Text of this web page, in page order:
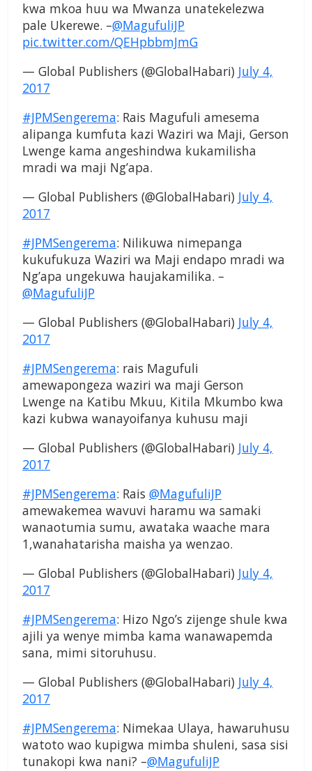
kwa mkoa huu wa Mwanza unatekelezwa
pale Ukerewe. –@MagufuliJP
pic.twitter.com/QEHpbbmJmG
— Global Publishers (@GlobalHabari) July 4,
2017
#JPMSengerema: Rais Magufuli amesema
alipanga kumfuta kazi Waziri wa Maji, Gerson
Lwenge kama angeshindwa kukamilisha
mradi wa maji Ng’apa.
— Global Publishers (@GlobalHabari) July 4,
2017
#JPMSengerema: Nilikuwa nimepanga
kukufukuza Waziri wa Maji endapo mradi wa
Ng’apa ungekuwa haujakamilika. –
@MagufuliJP
— Global Publishers (@GlobalHabari) July 4,
2017
#JPMSengerema: rais Magufuli
amewapongeza waziri wa maji Gerson
Lwenge na Katibu Mkuu, Kitila Mkumbo kwa
kazi kubwa wanayoifanya kuhusu maji
— Global Publishers (@GlobalHabari) July 4,
2017
#JPMSengerema: Rais @MagufuliJP
amewakemea wavuvi haramu wa samaki
wanaotumia sumu, awataka waache mara
1,wanahatarisha maisha ya wenzao.
— Global Publishers (@GlobalHabari) July 4,
2017
#JPMSengerema: Hizo Ngo’s zijenge shule kwa
ajili ya wenye mimba kama wanawapemda
sana, mimi sitoruhusu.
— Global Publishers (@GlobalHabari) July 4,
2017
#JPMSengerema: Nimekaa Ulaya, hawaruhusu
watoto wao kupigwa mimba shuleni, sasa sisi
tunakopi kwa nani? –@MagufuliJP